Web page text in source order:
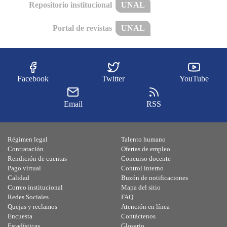
Repositorio institucional UNAL
Portal de revistas UNAL
Facebook Twitter YouTube
Email RSS
Régimen legal
Contratación
Rendición de cuentas
Pago virtual
Calidad
Talento humano
Ofertas de empleo
Concurso docente
Control interno
Buzón de notificaciones
Correo institucional
Redes Sociales
Quejas y reclamos
Encuesta
Mapa del sitio
FAQ
Atención en línea
Contáctenos